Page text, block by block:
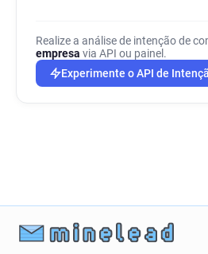
Realize a análise de intenção de
empresa via API ou painel.
Experimente o API de